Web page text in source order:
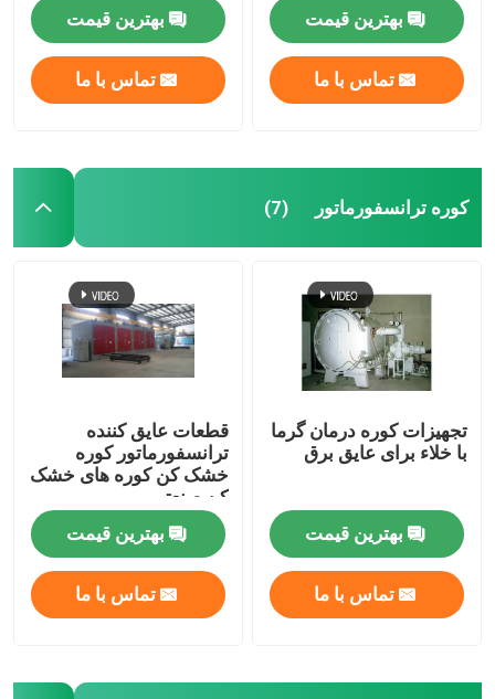
محصولات
کارخانه تور
درخواست نقل قول
ماشین سیم پیچ ترانسفورماتور
تجهیزات پردازش روغن ترانسفورم
بهترین قیمت
تماس با ما
بهترین قیمت
تماس با ما
کوره ترانسفورماتور (7)
تجهیزات کوره درمان گرما
با خلاء برای عایق برق
بهترین قیمت
تماس با ما
قطعات عایق کننده
ترانسفورماتور کوره
خشک کن کوره های خشک
کن صنعتی
بهترین قیمت
تماس با ما